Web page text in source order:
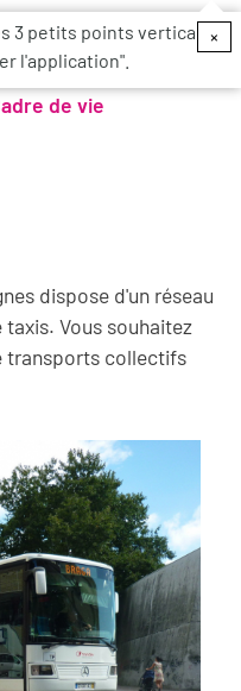
Menu
de vie
dispose d'un réseau
taxis. Vous souhaitez
transports collectifs
×
3 petits points verticaux
l'application".